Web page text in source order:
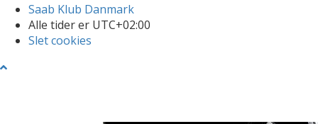
Saab Klub Danmark
Alle tider er UTC+02:00
Slet cookies